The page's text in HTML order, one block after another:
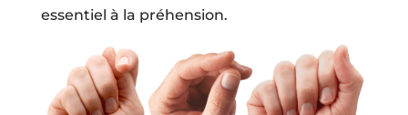
essentiel à la préhension.